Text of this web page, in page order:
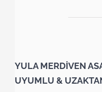
YULA MERDİVEN
UYUMLU &